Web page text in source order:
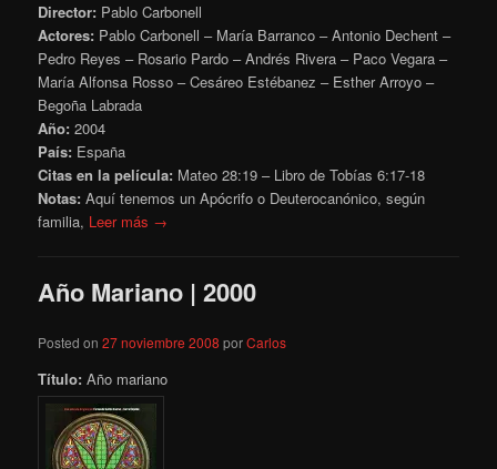
Director: Pablo Carbonell
Actores: Pablo Carbonell – María Barranco – Antonio Dechent –
Pedro Reyes – Rosario Pardo – Andrés Rivera – Paco Vegara –
María Alfonsa Rosso – Cesáreo Estébanez – Esther Arroyo –
Begoña Labrada
Año: 2004
País: España
Citas en la película: Mateo 28:19 – Libro de Tobías 6:17-18
Notas:Aquí tenemos un Apócrifo o Deuterocanónico, según
familia, Leer más →
Año Mariano | 2000
Posted on27 noviembre 2008 porCarlos
Título: Año mariano